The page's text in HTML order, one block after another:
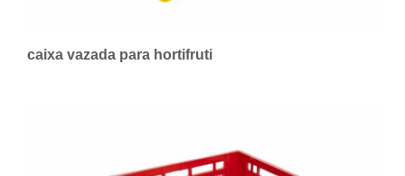
caixa vazada para hortifruti